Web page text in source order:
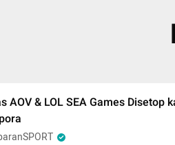
AOV & LOL SEA Games Disetop